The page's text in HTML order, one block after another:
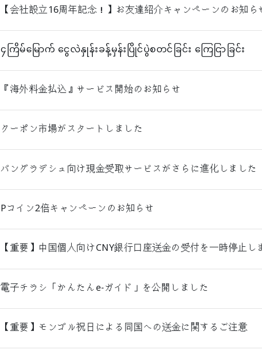
【会社設立16周年記念！】お友達紹介キャンペーンのお知ら
၄ကြိမ်မြောက် ငွေလဲနှုန်းခန့်မှန်းပြိုင်ပွဲစတင်ခြင်း ကြေငြာခြင်း
『海外料金払込』サービス開始のお知らせ
クーポン市場がスタートしました
バングラデシュ向け現金受取サービスがさらに進化しました
Pコイン2倍キャンペーンのお知らせ
【重要】中国個人向けCNY銀行口座送金の受付を一時停止し
電子チラシ「かんたんe-ガイド」を公開しました
【重要】モンゴル祝日による同国への送金に関するご注意